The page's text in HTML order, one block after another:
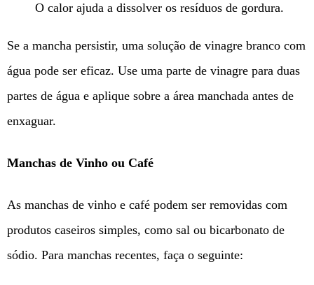
O calor ajuda a dissolver os resíduos de gordura.
Se a mancha persistir, uma solução de vinagre branco com
água pode ser eficaz. Use uma parte de vinagre para duas
partes de água e aplique sobre a área manchada antes de
enxaguar.
Manchas de Vinho ou Café
As manchas de vinho e café podem ser removidas com
produtos caseiros simples, como sal ou bicarbonato de
sódio. Para manchas recentes, faça o seguinte: